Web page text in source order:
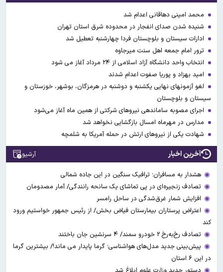
محمد امینی دهاقانی اعدام شد
شنیده شدن صدای انفجار در محدوده شرق استان تهران
ادارات سیستان و بلوچستان فردا چهارشنبه تعطیل شد
ترور امام جمعه اهل سنت میرجاوه
انتخاب واحد دانشگاه آزاد اسلامی از ۲۴ مرداد آغاز می شود
امید بهزاد و پوریا صفوت اعدام شدند
لغو آزمونهای نهایی یکشنبه و دوشنبه در هرمزگان، بوشهر، خوزستان و
سیستان و بلوچستان
اجرای مصوبه ساماندهی نیرو‌های شرکتی از همین ماه آغاز می‌شود
مدارس در مهرماه امسال بازگشایی نخواهد شد
شهادت یکی از نیروهای ارتش در حمله آمریکا به شلمچه
آخرین اخبار آرشیو
هشدار به مسافران؛ ترافیک سنگین در این جاده شمالی
تصادف زنجیره‌ای در پی تماشای یک سانحه رانندگی/ آمار مصدومان
افزایش شمار غرق‌شدگی در ساحل رامسر
اعتراض پرستاران بیمارستان فیاض بخش/ از رئیس جمهور خواستیم ورود
کند
تصادف رخ‌به‌رخ ۲ خودرو سمند/ ۴ سرنشین جان باختند
پیش‌بینی جدید مدل‌های هواشناسی؛ گرما پایدار می ماند!/ بیشترین گرما
در این ۶ استان